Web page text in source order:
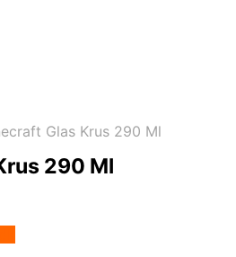
Glas Krus 290 Ml
290 Ml